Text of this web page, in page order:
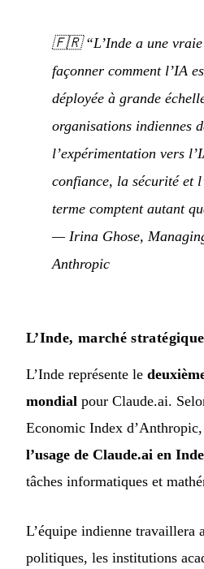
🇫🇷“L’Inde a une
façonner comment l’IA
déployée à grande
organisations indiennes
l’expérimentation vers
confiance, la sécurité et
terme comptent autant
— Irina Ghose,
Anthropic
L’Inde, marché stratégique
L’Inde représente le
mondial pour Claude.ai.
Economic Index d’Anthropic,
l’usage de Claude.ai en Inde
tâches informatiques et
L’équipe indienne travaillera
politiques, les institutions